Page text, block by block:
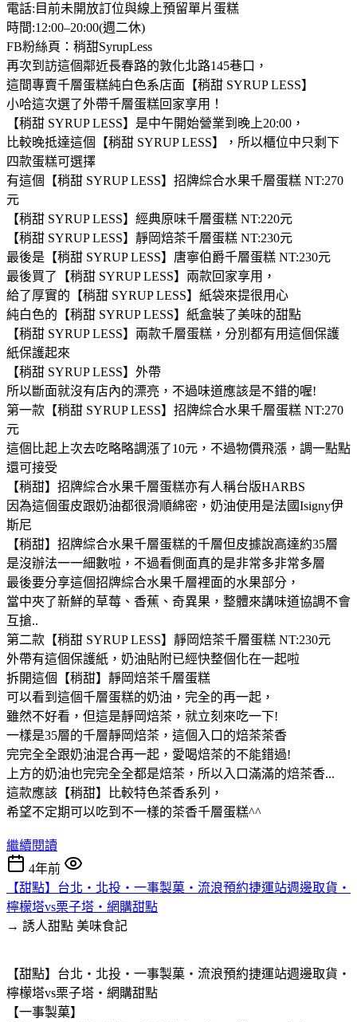
電話:目前未開放訂位與線上預留單片蛋糕
時間:12:00–20:00(週二休)
FB粉絲頁：稍甜SyrupLess
再次到訪這個鄰近長春路的敦化北路145巷口，
這間專賣千層蛋糕純白色系店面【稍甜 SYRUP LESS】
小哈這次選了外帶千層蛋糕回家享用！
【稍甜 SYRUP LESS】是中午開始營業到晚上20:00，
比較晚抵達這個【稍甜 SYRUP LESS】，所以櫃位中只剩下
四款蛋糕可選擇
有這個【稍甜 SYRUP LESS】招牌綜合水果千層蛋糕 NT:270
元
【稍甜 SYRUP LESS】經典原味千層蛋糕 NT:220元
【稍甜 SYRUP LESS】靜岡焙茶千層蛋糕 NT:230元
最後是【稍甜 SYRUP LESS】唐寧伯爵千層蛋糕 NT:230元
最後買了【稍甜 SYRUP LESS】兩款回家享用，
給了厚實的【稍甜 SYRUP LESS】紙袋來提很用心
純白色的【稍甜 SYRUP LESS】紙盒裝了美味的甜點
【稍甜 SYRUP LESS】兩款千層蛋糕，分別都有用這個保護
紙保護起來
【稍甜 SYRUP LESS】外帶
所以斷面就沒有店內的漂亮，不過味道應該是不錯的喔!
第一款【稍甜 SYRUP LESS】招牌綜合水果千層蛋糕 NT:270
元
這個比起上次去吃略略調漲了10元，不過物價飛漲，調一點點
還可接受
【稍甜】招牌綜合水果千層蛋糕亦有人稱台版HARBS
因為這個蛋皮跟奶油都很滑順綿密，奶油使用是法國Isigny伊
斯尼
【稍甜】招牌綜合水果千層蛋糕的千層但皮據說高達約35層
是沒辦法一一細數啦，不過看側面真的是非常多非常多層
最後要分享這個招牌綜合水果千層裡面的水果部分，
當中夾了新鮮的草莓、香蕉、奇異果，整體來講味道協調不會
互搶..
第二款【稍甜 SYRUP LESS】靜岡焙茶千層蛋糕 NT:230元
外帶有這個保護紙，奶油貼附已經快整個化在一起啦
拆開這個【稍甜】靜岡焙茶千層蛋糕
可以看到這個千層蛋糕的奶油，完全的再一起，
雖然不好看，但這是靜岡焙茶，就立刻來吃一下!
一樣是35層的千層靜岡焙茶，這個入口的焙茶茶香
完完全全跟奶油混合再一起，愛喝焙茶的不能錯過!
上方的奶油也完完全全都是焙茶，所以入口滿滿的焙茶香...
這款應該【稍甜】比較特色茶香系列，
希望不定期可以吃到不一樣的茶香千層蛋糕^^
繼續閱讀
4年前
【甜點】台北‧北投‧一事製菓‧流浪預約捷運站週邊取貨‧
檸檬塔vs栗子塔‧網購甜點
→ 誘人甜點 美味食記
【甜點】台北‧北投‧一事製菓‧流浪預約捷運站週邊取貨‧
檸檬塔vs栗子塔‧網購甜點
【一事製菓】